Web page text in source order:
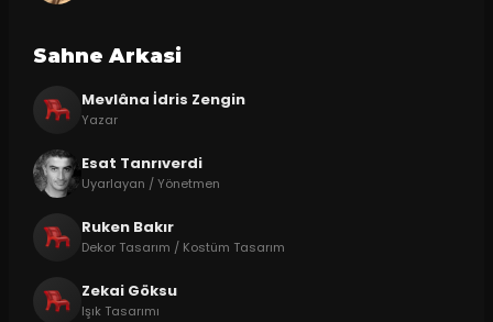
Sahne Arkasi
Mevlâna İdris Zengin
Yazar
Esat Tanrıverdi
Uyarlayan / Yönetmen
Ruken Bakır
Dekor Tasarım / Kostüm Tasarım
Zekai Göksu
Işık Tasarımı